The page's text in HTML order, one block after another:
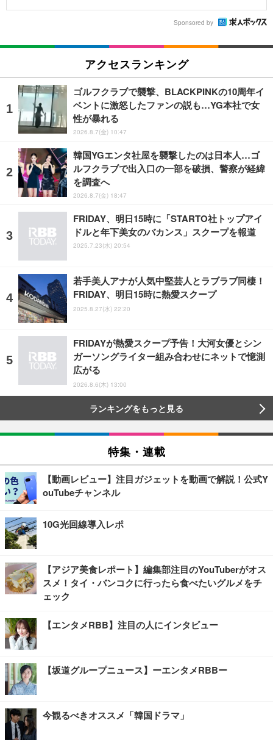
Sponsored by
アクセスランキング
ゴルフクラブで襲撃、BLACKPINKの10周年イ
ベントに激怒したファンの説も…YG本社で女
性が暴れる
2026.8.7(金) 10:47
韓国YGエンタ社屋を襲撃したのは日本人…ゴ
ルフクラブで出入口の一部を破損、警察が経緯
を調査へ
2026.8.7(金) 18:47
FRIDAY、明日15時に「STARTO社トップアイ
ドルと年下美女のバカンス」スクープを報道
2025.7.23(水) 20:54
若手美人アナが人気中堅芸人とラブラブ同棲！
FRIDAY、明日15時に熱愛スクープ
2025.8.27(水) 22:20
FRIDAYが熱愛スクープ予告！大河女優とシン
ガーソングライター組み合わせにネットで憶測
広がる
2026.8.6(木) 13:00
ランキングをもっと見る
特集・連載
【動画レビュー】注目ガジェットを動画で解説！公式Y
ouTubeチャンネル
10G光回線導入レポ
【アジア美食レポート】編集部注目のYouTuberがオス
スメ！タイ・バンコクに行ったら食べたいグルメをチ
ェック
【エンタメRBB】注目の人にインタビュー
【坂道グループニュース】ーエンタメRBBー
今観るべきオススメ「韓国ドラマ」